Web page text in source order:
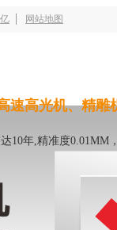
网站地图
速高光机、精雕
10年,精准度0.01MM